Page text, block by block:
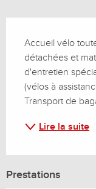
Accueil vélo
détachées et
d'entretien
(vélos à
Transport de
Lire la suite
Prestations